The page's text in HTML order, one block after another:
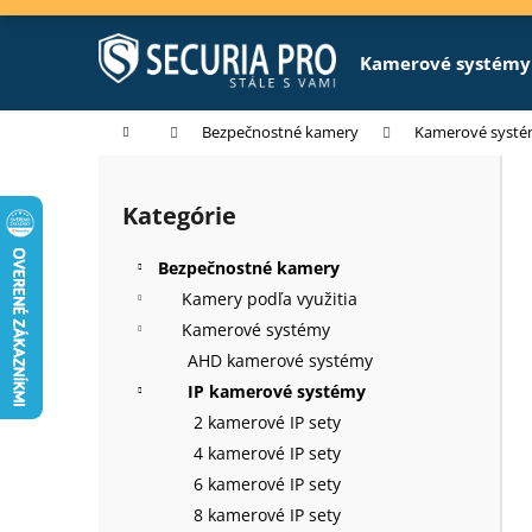
Prejsť
Kamerové systémy
Domov Bezpečnostné kamery Kamerové
Preskočiť
kategórie
Kategórie
Bezpečnostné kamery
Kamery podľa využitia
Kamerové systémy
AHD kamerové systémy
IP kamerové systémy
2 kamerové IP sety
4 kamerové IP sety
6 kamerové IP sety
8 kamerové IP sety
K
í
Späť
Späť